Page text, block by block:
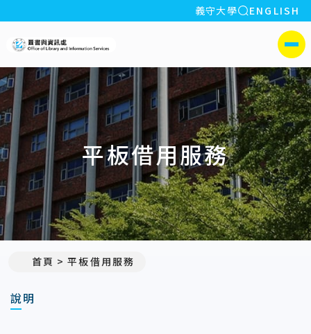
:::
義守大學 全站搜索
ENGLISH
側選單
平板借用服務
首頁 平板借用服務
說明